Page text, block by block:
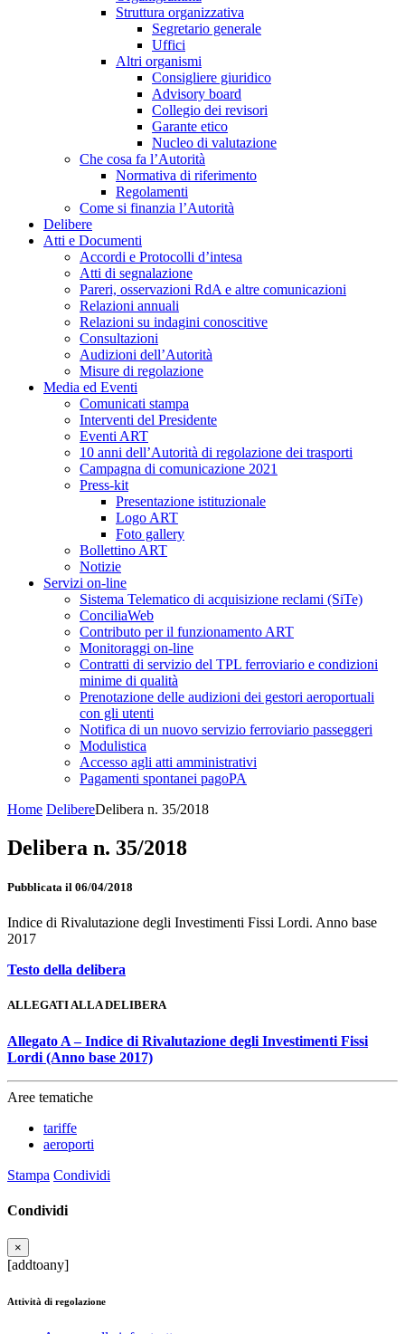
Struttura organizzativa
Segretario generale
Uffici
Altri organismi
Consigliere giuridico
Advisory board
Collegio dei revisori
Garante etico
Nucleo di valutazione
Che cosa fa l’Autorità
Normativa di riferimento
Regolamenti
Come si finanzia l’Autorità
Delibere
Atti e Documenti
Accordi e Protocolli d’intesa
Atti di segnalazione
Pareri, osservazioni RdA e altre comunicazioni
Relazioni annuali
Relazioni su indagini conoscitive
Consultazioni
Audizioni dell’Autorità
Misure di regolazione
Media ed Eventi
Comunicati stampa
Interventi del Presidente
Eventi ART
10 anni dell’Autorità di regolazione dei trasporti
Campagna di comunicazione 2021
Press-kit
Presentazione istituzionale
Logo ART
Foto gallery
Bollettino ART
Notizie
Servizi on-line
Sistema Telematico di acquisizione reclami (SiTe)
ConciliaWeb
Contributo per il funzionamento ART
Monitoraggi on-line
Contratti di servizio del TPL ferroviario e condizioni
minime di qualità
Prenotazione delle audizioni dei gestori aeroportuali
con gli utenti
Notifica di un nuovo servizio ferroviario passeggeri
Modulistica
Accesso agli atti amministrativi
Pagamenti spontanei pagoPA
Home DelibereDelibera n. 35/2018
Delibera n. 35/2018
Pubblicata il 06/04/2018
Indice di Rivalutazione degli Investimenti Fissi Lordi. Anno base
2017
Testo della delibera
ALLEGATI ALLA DELIBERA
Allegato A – Indice di Rivalutazione degli Investimenti Fissi
Lordi (Anno base 2017)
Aree tematiche
tariffe
aeroporti
Stampa Condividi
Condividi
×
[addtoany]
Attività di regolazione